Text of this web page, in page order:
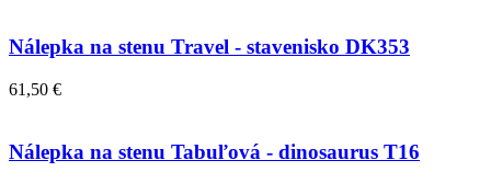
Nálepka na stenu Travel - stavenisko DK353
61,50 €
Nálepka na stenu Tabuľová - dinosaurus T16